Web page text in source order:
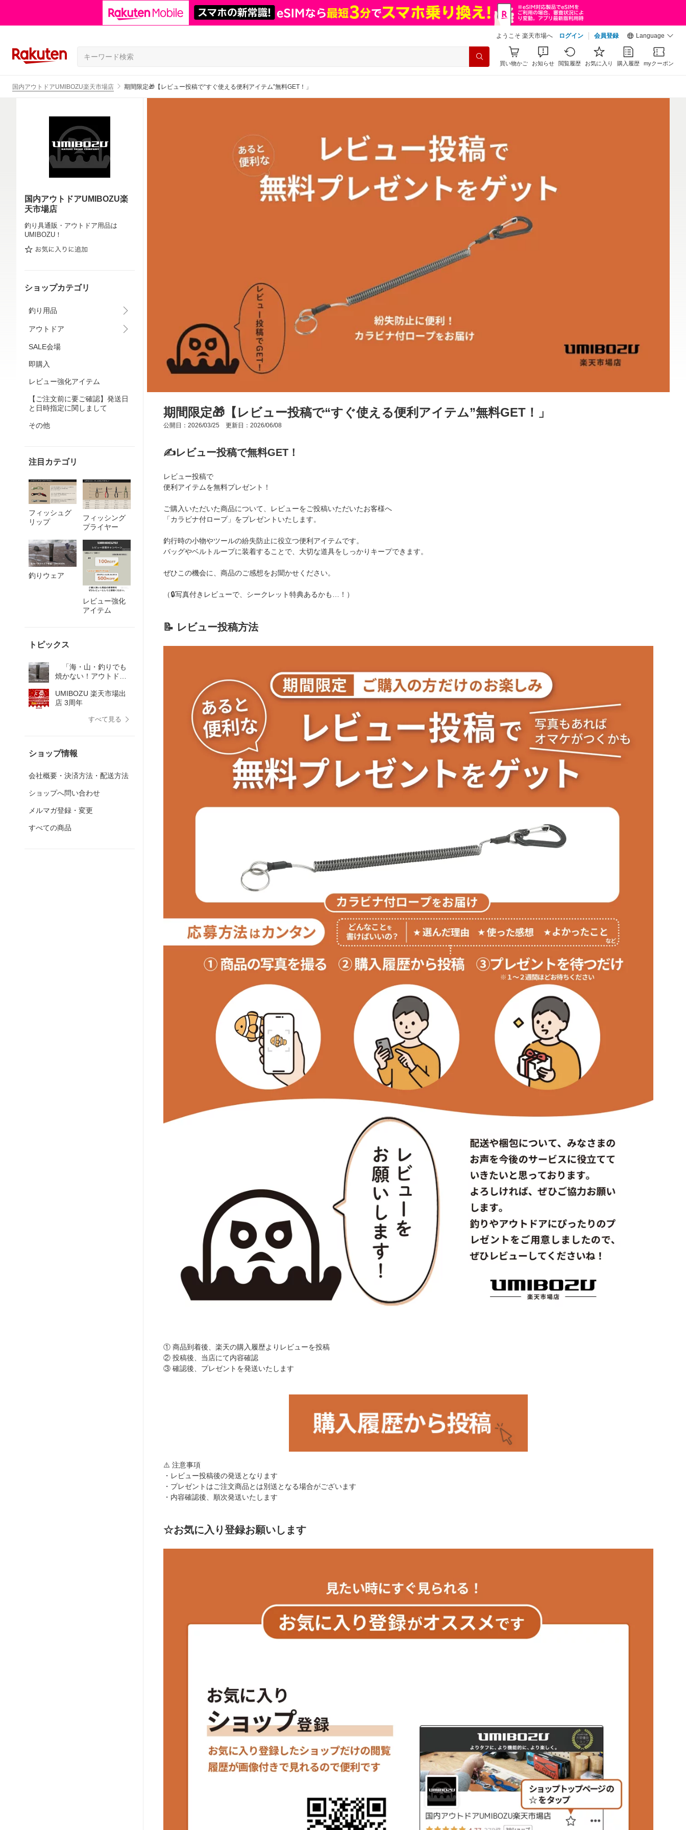
ようこそ 楽天市場へ ログイン 会員登録 Language
買い物かご お知らせ 閲覧履歴 お気に入り 購入履歴 myクーポン
国内アウトドアUMIBOZU楽天市場店 期間限定🎁【レビュー投稿で“すぐ使える便利アイテム”無料GET！」
国内アウトドアUMIBOZU楽
天市場店
釣り具通販・アウトドア用品は
UMIBOZU！
ショップカテゴリ
釣り用品
アウトドア
SALE会場
即購入
レビュー強化アイテム
【ご注文前に要ご確認】発送日
と日時指定に関しまして
その他
注目カテゴリ
フィッシュグ
リップ
フィッシング
プライヤー
釣りウェア
レビュー強化
アイテム
トピックス
「海・山・釣りでも
焼かない！アウトドア
すすめ」
UMIBOZU 楽天市場出
店 3周年
すべて見る
ショップ情報
会社概要・決済方法・配送方法
ショップへ問い合わせ
メルマガ登録・変更
すべての商品
期間限定🎁【レビュー投稿で“すぐ使える便利アイテム”無料GET！」
公開日：2026/03/25 更新日：2026/06/08
✍️レビュー投稿で無料GET！
レビュー投稿で
便利アイテムを無料プレゼント！
ご購入いただいた商品について、レビューをご投稿いただいたお客様へ
「カラビナ付ロープ」をプレゼントいたします。
釣行時の小物やツールの紛失防止に役立つ便利アイテムです。
バッグやベルトループに装着することで、大切な道具をしっかりキープできます。
ぜひこの機会に、商品のご感想をお聞かせください。
（🔒写真付きレビューで、シークレット特典あるかも…！）
📝 レビュー投稿方法
① 商品到着後、楽天の購入履歴よりレビューを投稿
② 投稿後、当店にて内容確認
③ 確認後、プレゼントを発送いたします
⚠️ 注意事項
・レビュー投稿後の発送となります
・プレゼントはご注文商品とは別送となる場合がございます
・内容確認後、順次発送いたします
☆お気に入り登録お願いします